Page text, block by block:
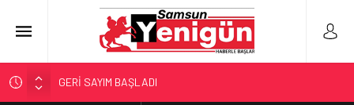
GERİ SAYIM BAŞLADI